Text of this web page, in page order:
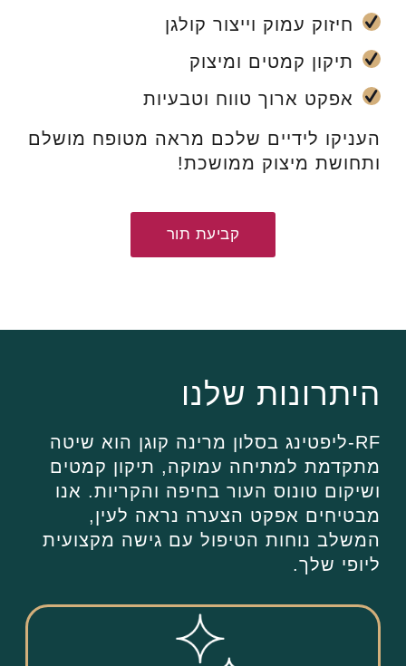
חיזוק עמוק וייצור קולגן
תיקון קמטים ומיצוק
אפקט ארוך טווח וטבעיות
העניקו לידיים שלכם מראה מטופח מושלם
ותחושת מיצוק ממושכת!
קביעת תור
היתרונות שלנו
RF-ליפטינג בסלון מרינה קוגן הוא שיטה
מתקדמת למתיחה עמוקה, תיקון קמטים
ושיקום טונוס העור בחיפה והקריות. אנו
מבטיחים אפקט הצערה נראה לעין,
המשלב נוחות הטיפול עם גישה מקצועית
ליופי שלך.